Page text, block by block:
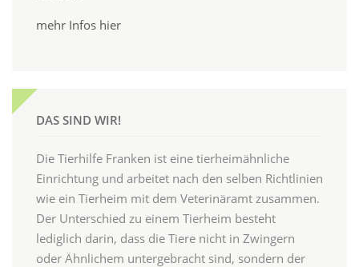
mehr Infos hier
DAS SIND WIR!
Die Tierhilfe Franken ist eine tierheimähnliche
Einrichtung und arbeitet nach den selben Richtlinien
wie ein Tierheim mit dem Veterinäramt zusammen.
Der Unterschied zu einem Tierheim besteht
lediglich darin, dass die Tiere nicht in Zwingern
oder Ähnlichem untergebracht sind, sondern der